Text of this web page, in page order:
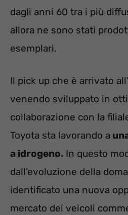
dagli anni 60 tra i più
allora ne sono stati
esemplari.
Il pick up che è arrivato
venendo sviluppato in
collaborazione con la
Toyota sta lavorando a
a idrogeno. In questo
dall’evoluzione della
identificato una nuova
mercato dei veicoli